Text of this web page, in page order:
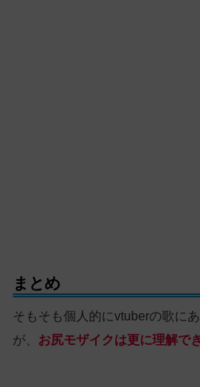
まとめ
そもそも個人的にvtuberの歌に
が、 お尻モザイクは更に理解で